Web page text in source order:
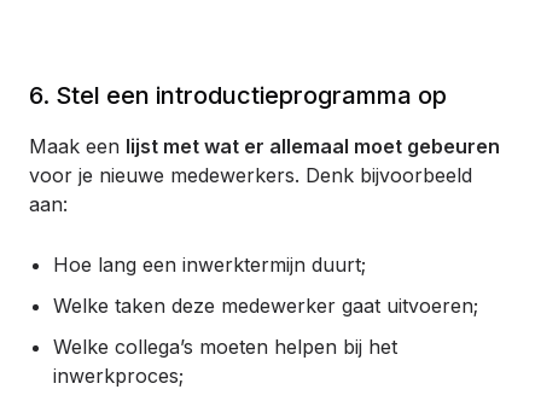
6. Stel een introductieprogramma op
Maak een lijst met wat er allemaal moet gebeuren
voor je nieuwe medewerkers. Denk bijvoorbeeld
aan:
Hoe lang een inwerktermijn duurt;
Welke taken deze medewerker gaat uitvoeren;
Welke collega’s moeten helpen bij het
inwerkproces;